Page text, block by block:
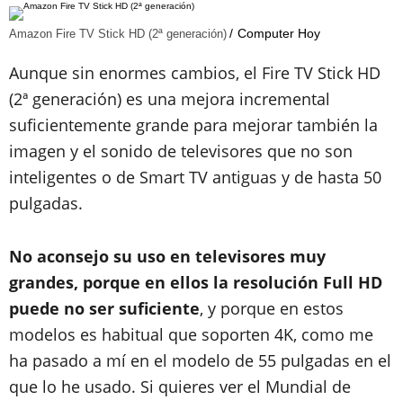
Amazon Fire TV Stick HD (2ª generación) Computer Hoy
Aunque sin enormes cambios, el Fire TV Stick HD
(2ª generación) es una mejora incremental
suficientemente grande para mejorar también la
imagen y el sonido de televisores que no son
inteligentes o de Smart TV antiguas y de hasta 50
pulgadas.
No aconsejo su uso en televisores muy
grandes, porque en ellos la resolución Full HD
puede no ser suficiente, y porque en estos
modelos es habitual que soporten 4K, como me
ha pasado a mí en el modelo de 55 pulgadas en el
que lo he usado. Si quieres ver el Mundial de